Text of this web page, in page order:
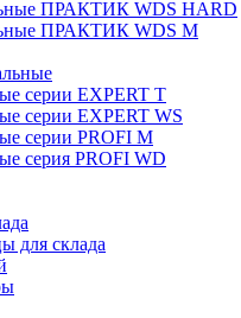
ПРАКТИК WDS HARD
ПРАКТИК WDS M
серии EXPERT T
серии EXPERT WS
серии PROFI M
серия PROFI WD
для склада